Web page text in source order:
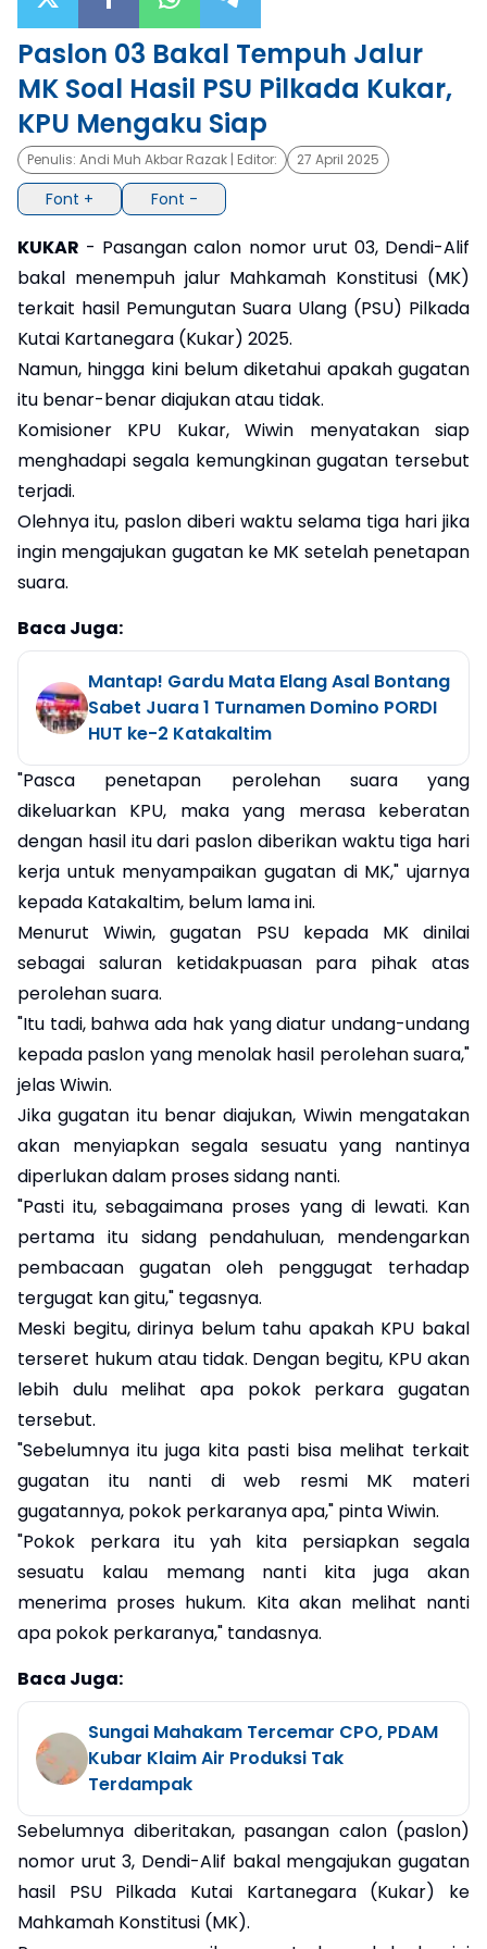
×
Paslon 03 Bakal Tempuh Jalur
MK Soal Hasil PSU Pilkada Kukar,
KPU Mengaku Siap
Penulis: Andi Muh Akbar Razak | Editor: 27 April 2025
Font + Font -
KUKAR - Pasangan calon nomor urut 03, Dendi-Alif
bakal menempuh jalur Mahkamah Konstitusi (MK)
terkait hasil Pemungutan Suara Ulang (PSU) Pilkada
Kutai Kartanegara (Kukar) 2025.
Namun, hingga kini belum diketahui apakah gugatan
itu benar-benar diajukan atau tidak.
Komisioner KPU Kukar, Wiwin menyatakan siap
menghadapi segala kemungkinan gugatan tersebut
terjadi.
Olehnya itu, paslon diberi waktu selama tiga hari jika
ingin mengajukan gugatan ke MK setelah penetapan
suara.
Baca Juga:
Mantap! Gardu Mata Elang Asal Bontang
Sabet Juara 1 Turnamen Domino PORDI
HUT ke-2 Katakaltim
"Pasca penetapan perolehan suara yang
dikeluarkan KPU, maka yang merasa keberatan
dengan hasil itu dari paslon diberikan waktu tiga hari
kerja untuk menyampaikan gugatan di MK," ujarnya
kepada Katakaltim, belum lama ini.
Menurut Wiwin, gugatan PSU kepada MK dinilai
sebagai saluran ketidakpuasan para pihak atas
perolehan suara.
"Itu tadi, bahwa ada hak yang diatur undang-undang
kepada paslon yang menolak hasil perolehan suara,"
jelas Wiwin.
Jika gugatan itu benar diajukan, Wiwin mengatakan
akan menyiapkan segala sesuatu yang nantinya
diperlukan dalam proses sidang nanti.
"Pasti itu, sebagaimana proses yang di lewati. Kan
pertama itu sidang pendahuluan, mendengarkan
pembacaan gugatan oleh penggugat terhadap
tergugat kan gitu," tegasnya.
Meski begitu, dirinya belum tahu apakah KPU bakal
terseret hukum atau tidak. Dengan begitu, KPU akan
lebih dulu melihat apa pokok perkara gugatan
tersebut.
"Sebelumnya itu juga kita pasti bisa melihat terkait
gugatan itu nanti di web resmi MK materi
gugatannya, pokok perkaranya apa," pinta Wiwin.
"Pokok perkara itu yah kita persiapkan segala
sesuatu kalau memang nanti kita juga akan
menerima proses hukum. Kita akan melihat nanti
apa pokok perkaranya," tandasnya.
Baca Juga:
Sungai Mahakam Tercemar CPO, PDAM
Kubar Klaim Air Produksi Tak
Terdampak
Sebelumnya diberitakan, pasangan calon (paslon)
nomor urut 3, Dendi-Alif bakal mengajukan gugatan
hasil PSU Pilkada Kutai Kartanegara (Kukar) ke
Mahkamah Konstitusi (MK).